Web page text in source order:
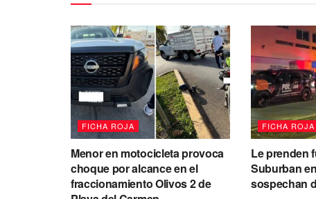
FICHA ROJA
Menor en motocicleta provoca
choque por alcance en el
fraccionamiento Olivos 2 de
FICHA ROJA
Le prenden
Suburban
sospechan